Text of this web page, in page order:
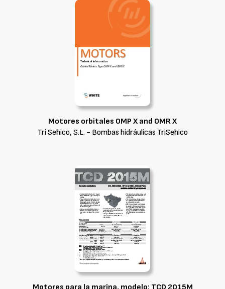
Motores orbitales OMP X and OMR X
Tri Sehico, S.L. - Bombas hidráulicas TriSehico